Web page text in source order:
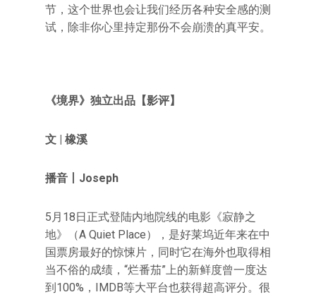
节，这个世界也会让我们经历各种安全感的测
试，除非你心里持定那份不会崩溃的真平安。
《境界》独立出品 【影评】
文 | 橡溪
播音丨Joseph
5月18日正式登陆内地院线的电影《寂静之
地》（A Quiet Place），是好莱坞近年来在中
国票房最好的惊悚片，同时它在海外也取得相
当不俗的成绩，“烂番茄”上的新鲜度曾一度达
到100%，IMDB等大平台也获得超高评分。很